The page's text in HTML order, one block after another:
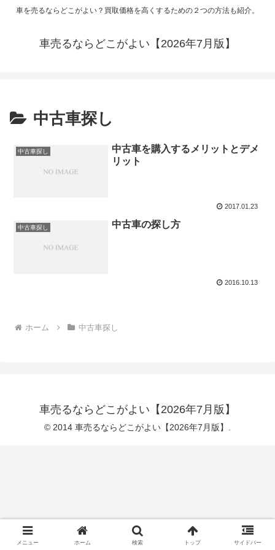
車を売るならどこがよい？買取価格を高くするための２つの方法も紹介。
車売るならどこがよい【2026年7月版】
中古車探し
中古車探し
中古車を購入するメリットとデメ
リット
2017.01.23
中古車探し 中古車の探し方
2016.10.13
ホーム 中古車探し
車売るならどこがよい【2026年7月版】
© 2014 車売るならどこがよい【2026年7月版】.
メニュー ホーム 検索 トップ サイドバー